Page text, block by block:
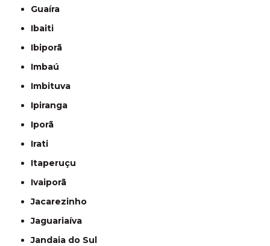
Guaíra
Ibaiti
Ibiporã
Imbaú
Imbituva
Ipiranga
Iporã
Irati
Itaperuçu
Ivaiporã
Jacarezinho
Jaguariaíva
Jandaia do Sul